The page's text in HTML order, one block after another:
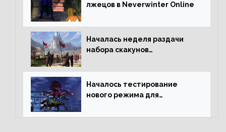
лжецов в Neverwinter Online
Началась неделя раздачи
набора скакунов
Началось тестирование
нового режима для
online